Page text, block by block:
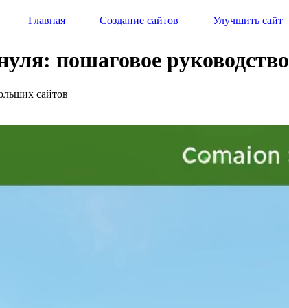
Главная Создание сайтов Улучшить сайт
пошаговое руководство
сайтов